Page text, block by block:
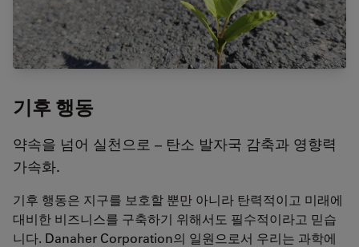
기후 행동
약속을 넘어 실천으로 – 탄소 발자국 감축과 영향력
가속화.
기후 행동은 지구를 보호할 뿐만 아니라 탄력적이고 미래에
대비한 비즈니스를 구축하기 위해서도 필수적이라고 믿습
니다. Danaher Corporation의 일원으로서 우리는 과학에